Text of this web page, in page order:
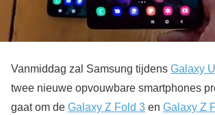
Vanmiddag zal Samsung tijdens Galaxy
twee nieuwe opvouwbare smartphones
gaat om de Galaxy Z Fold 3 en Galaxy Z